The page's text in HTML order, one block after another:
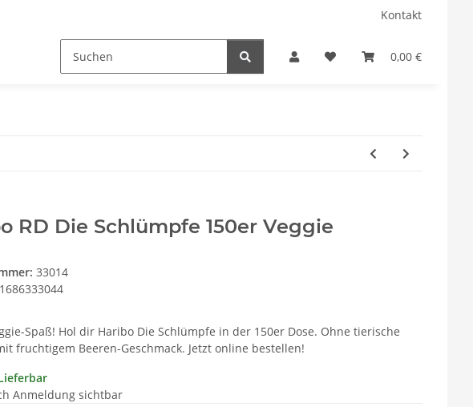
Kontakt
0,00 €
RD Die Schlümpfe 150er Veggie
33014
Spaß! Hol dir Haribo Die Schlümpfe in der 150er Dose. Ohne tierische
fruchtigem Beeren-Geschmack. Jetzt online bestellen!
Anmeldung sichtbar